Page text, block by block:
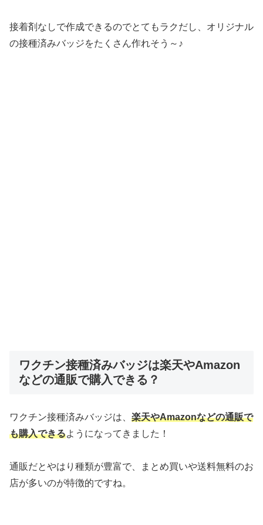
接着剤なしで作成できるのでとてもラクだし、オリジナル
の接種済みバッジをたくさん作れそう～♪
ワクチン接種済みバッジは楽天やAmazon
などの通販で購入できる？
ワクチン接種済みバッジは、 楽天やAmazonなどの通販で
も購入できるようになってきました！
通販だとやはり種類が豊富で、まとめ買いや送料無料のお
店が多いのが特徴的ですね。